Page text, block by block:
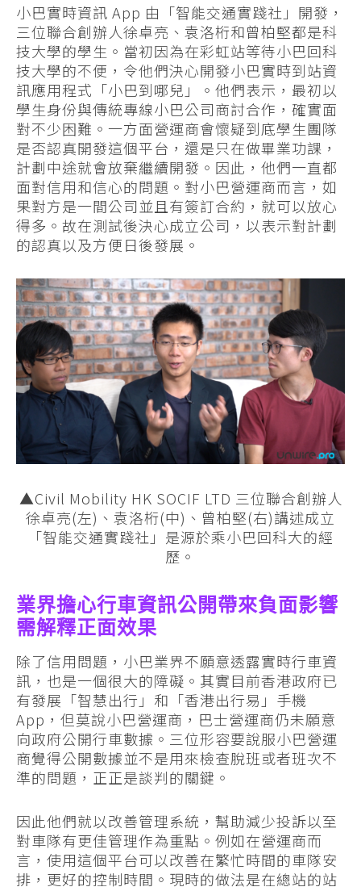
小巴實時資訊 App 由「智能交通實踐社」開發，
三位聯合創辦人徐卓亮、袁洛桁和曾柏堅都是科
技大學的學生。當初因為在彩虹站等待小巴回科
技大學的不便，令他們決心開發小巴實時到站資
訊應用程式「小巴到哪兒」。他們表示，最初以
學生身份與傳統專線小巴公司商討合作，確實面
對不少困難。一方面營運商會懷疑到底學生團隊
是否認真開發這個平台，還是只在做畢業功課，
計劃中途就會放棄繼續開發。因此，他們一直都
面對信用和信心的問題。對小巴營運商而言，如
果對方是一間公司並且有簽訂合約，就可以放心
得多。故在測試後決心成立公司，以表示對計劃
的認真以及方便日後發展。
▲Civil Mobility HK SOCIF LTD 三位聯合創辦人
徐卓亮(左)、袁洛桁(中)、曾柏堅(右)講述成立
「智能交通實踐社」是源於乘小巴回科大的經
歷。
業界擔心行車資訊公開帶來負面影響
需解釋正面效果
除了信用問題，小巴業界不願意透露實時行車資
訊，也是一個很大的障礙。其實目前香港政府已
有發展「智慧出行」和「香港出行易」手機
App，但莫說小巴營運商，巴士營運商仍未願意
向政府公開行車數據。三位形容要說服小巴營運
商覺得公開數據並不是用來檢查脫班或者班次不
準的問題，正正是談判的關鍵。
因此他們就以改善管理系統，幫助減少投訴以至
對車隊有更佳管理作為重點。例如在營運商而
言，使用這個平台可以改善在繁忙時間的車隊安
排，更好的控制時間。現時的做法是在總站的站